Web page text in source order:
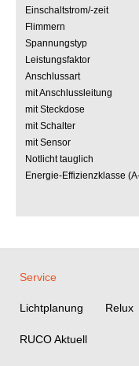
Einschaltstrom/-zeit
Flimmern
Spannungstyp
Leistungsfaktor
Anschlussart
mit Anschlussleitung
mit Steckdose
mit Schalter
mit Sensor
Notlicht tauglich
Energie-Effizienzklasse
Service
Lichtplanung Relux
RUCO Aktuell